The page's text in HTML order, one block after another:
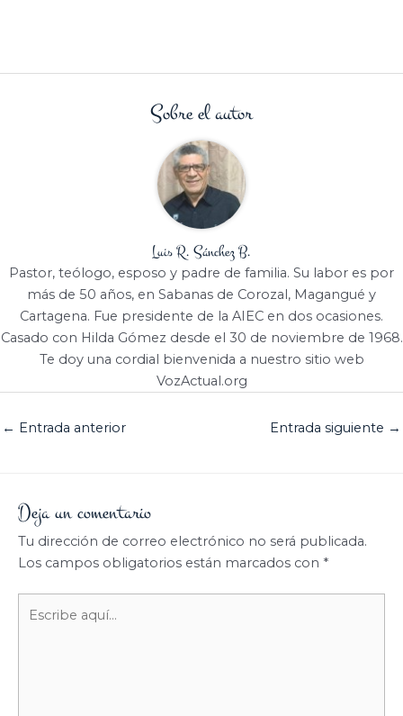
Sobre el autor
Luis R. Sánchez B.
Pastor, teólogo, esposo y padre de familia. Su labor es por
más de 50 años, en Sabanas de Corozal, Magangué y
Cartagena. Fue presidente de la AIEC en dos ocasiones.
Casado con Hilda Gómez desde el 30 de noviembre de 1968.
Te doy una cordial bienvenida a nuestro sitio web
VozActual.org
← Entrada anterior Entrada siguiente →
Deja un comentario
Tu dirección de correo electrónico no será publicada.
Los campos obligatorios están marcados con *
aquí...